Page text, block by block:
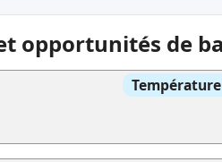
opportunités de